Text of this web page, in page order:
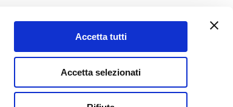
Accetta tutti
Accetta selezionati
basta avere un
che ci circonda, per
residenziale